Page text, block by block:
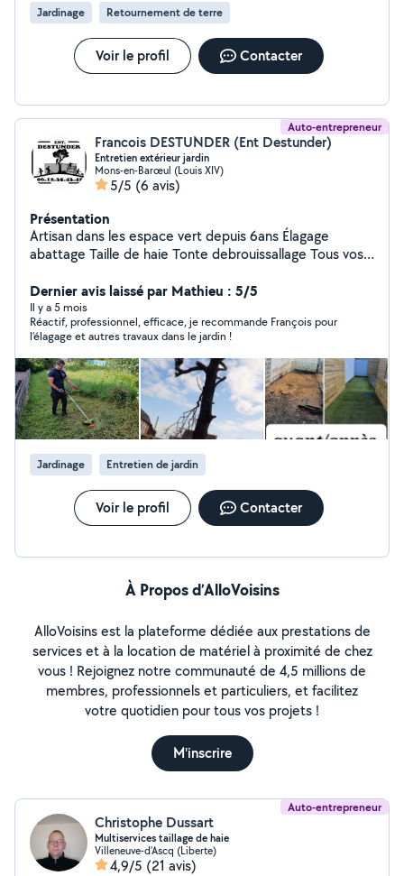
Jardinage Retournement de terre
Voir le profil Contacter
Auto-entrepreneur
Francois DESTUNDER (Ent Destunder)
Entretien extérieur jardin
Mons-en-Barœul (Louis XIV)
5/5 (6 avis)
Présentation
Artisan dans les espace vert depuis 6ans Élagage
abattage Taille de haie Tonte debrouissallage Tous vos
gravat...... Création de pelouse
Dernier avis laissé par Mathieu : 5/5
Il y a 5 mois
Réactif, professionnel, efficace, je recommande François pour
l’élagage et autres travaux dans le jardin !
Jardinage Entretien de jardin
Voir le profil Contacter
À Propos d’AlloVoisins
AlloVoisins est la plateforme dédiée aux prestations de
services et à la location de matériel à proximité de chez
vous ! Rejoignez notre communauté de 4,5 millions de
membres, professionnels et particuliers, et facilitez
votre quotidien pour tous vos projets !
M'inscrire
Auto-entrepreneur
Christophe Dussart
Multiservices taillage de haie
Villeneuve-d'Ascq (Liberte)
4,9/5 (21 avis)